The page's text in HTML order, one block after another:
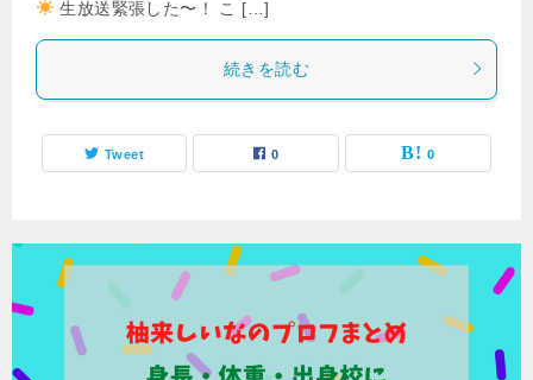
生放送緊張した〜！ こ […]
続きを読む
Tweet 0 0